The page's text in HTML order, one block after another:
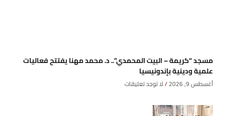
مسجد “كريمة – البيت المحمدي”.. د. محمد مهنا يفتتح فعاليات
علمية ودينية بإندونيسيا
أغسطس 9, 2026 لا توجد تعليقات